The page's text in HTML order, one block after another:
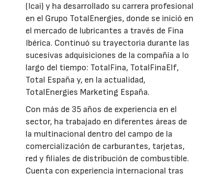
(Icai) y ha desarrollado su carrera profesional
en el Grupo TotalEnergies, donde se inició en
el mercado de lubricantes a través de Fina
Ibérica. Continuó su trayectoria durante las
sucesivas adquisiciones de la compañía a lo
largo del tiempo: TotalFina, TotalFinaElf,
Total España y, en la actualidad,
TotalEnergies Marketing España.
Con más de 35 años de experiencia en el
sector, ha trabajado en diferentes áreas de
la multinacional dentro del campo de la
comercialización de carburantes, tarjetas,
red y filiales de distribución de combustible.
Cuenta con experiencia internacional tras